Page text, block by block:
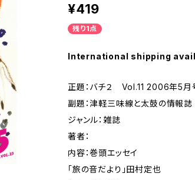
¥419
残り1点
International shipping
正題：バチ２ Vol.11 2006年5月
副題：津軽三味線と太鼓の情報誌
ジャンル：雑誌
著者：
内容：巻頭エッセイ
「旅の音だより」田村定也